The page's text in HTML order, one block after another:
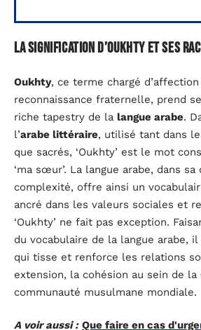
La signification d’Oukhty et ses
Oukhty, ce terme chargé
reconnaissance fraternelle, prend
riche tapestry de la langue arabe.
l’arabe littéraire, utilisé tant dans
que sacrés, ‘Oukhty’ est le mot
‘ma sœur’. La langue arabe, dans
complexité, offre ainsi un
ancré dans les valeurs sociales et
‘Oukhty’ ne fait pas exception.
du vocabulaire de la langue arabe,
qui tisse et renforce les relations
extension, la cohésion au sein de la
communauté musulmane mondiale.
A voir aussi : Que faire en cas